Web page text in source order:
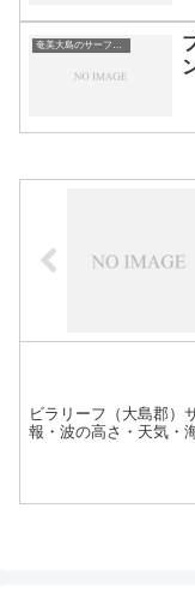
奄美大島のサーフィン波情報・ポイント・スポット一覧
ビラリーフ（大島郡）
報・波の高さ・天気・